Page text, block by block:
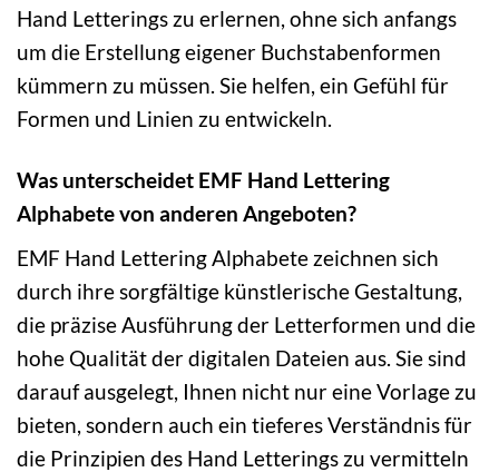
Hand Letterings zu erlernen, ohne sich anfangs
um die Erstellung eigener Buchstabenformen
kümmern zu müssen. Sie helfen, ein Gefühl für
Formen und Linien zu entwickeln.
Was unterscheidet EMF Hand Lettering
Alphabete von anderen Angeboten?
EMF Hand Lettering Alphabete zeichnen sich
durch ihre sorgfältige künstlerische Gestaltung,
die präzise Ausführung der Letterformen und die
hohe Qualität der digitalen Dateien aus. Sie sind
darauf ausgelegt, Ihnen nicht nur eine Vorlage zu
bieten, sondern auch ein tieferes Verständnis für
die Prinzipien des Hand Letterings zu vermitteln